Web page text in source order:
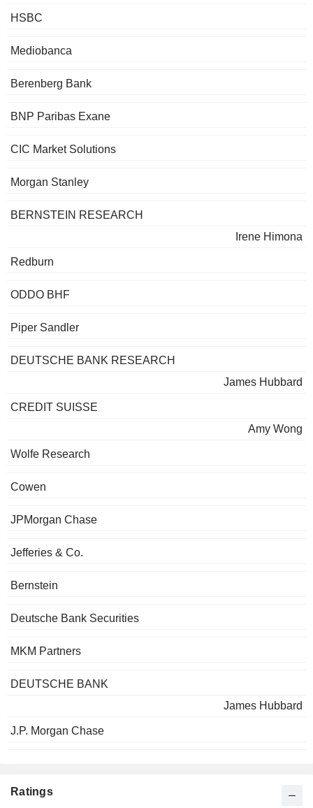
HSBC
Mediobanca
Berenberg Bank
BNP Paribas Exane
CIC Market Solutions
Morgan Stanley
BERNSTEIN RESEARCH
Irene Himona
Redburn
ODDO BHF
Piper Sandler
DEUTSCHE BANK RESEARCH
James Hubbard
CREDIT SUISSE
Amy Wong
Wolfe Research
Cowen
JPMorgan Chase
Jefferies & Co.
Bernstein
Deutsche Bank Securities
MKM Partners
DEUTSCHE BANK
James Hubbard
J.P. Morgan Chase
Ratings